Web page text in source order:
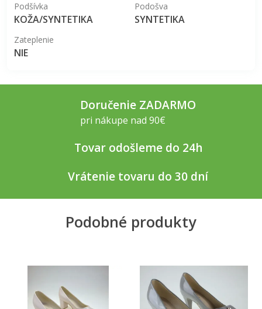
Podšívka
KOŽA/SYNTETIKA
Podošva
SYNTETIKA
Zateplenie
NIE
Doručenie ZADARMO
pri nákupe nad 90€
Tovar odošleme do 24h
Vrátenie tovaru do 30 dní
Podobné produkty